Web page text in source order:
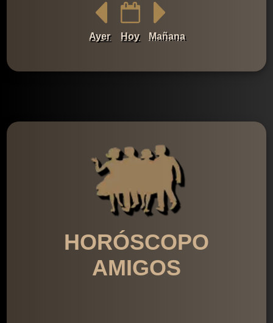
Ayer Hoy Mañana
HORÓSCOPO
AMIGOS